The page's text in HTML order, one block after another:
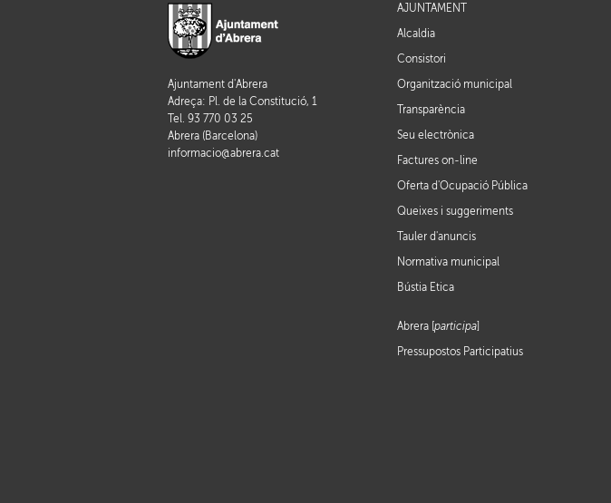
Ajuntament d'Abrera
Adreça: Pl. de la Constitució, 1
Tel. 93 770 03 25
Abrera (Barcelona)
informacio@abrera.cat
AJUNTAMENT
Alcaldia
Consistori
Organització municipal
Transparència
Seu electrònica
Factures on-line
Oferta d'Ocupació Pública
Queixes i suggeriments
Tauler d'anuncis
Normativa municipal
Bústia Ètica
Abrera [participa]
Pressupostos Participatius